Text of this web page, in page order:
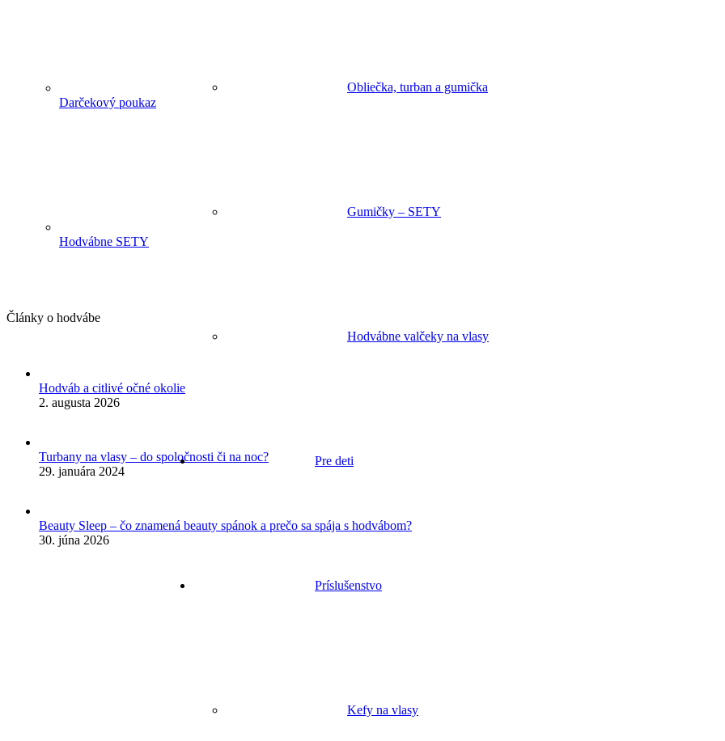
Obliečka, turban a gumička
Gumičky – SETY
Hodvábne valčeky na vlasy
Pre deti
Príslušenstvo
Kefy na vlasy
Darčekový poukaz
Hodvábne SETY
Články o hodvábe
Hodváb a citlivé očné okolie
2. augusta 2026
Turbany na vlasy – do spoločnosti či na noc?
29. januára 2024
Beauty Sleep – čo znamená beauty spánok a prečo sa spája s hodvábom?
30. júna 2026